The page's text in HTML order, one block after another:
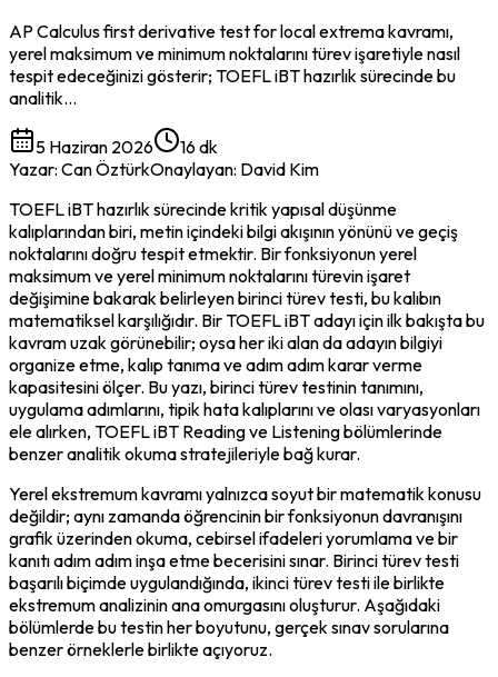
AP Calculus first derivative test for local extrema kavramı,
yerel maksimum ve minimum noktalarını türev işaretiyle nasıl
tespit edeceğinizi gösterir; TOEFL iBT hazırlık sürecinde bu
analitik…
5 Haziran 2026
16 dk
Yazar: Can ÖztürkOnaylayan: David Kim
TOEFL iBT hazırlık sürecinde kritik yapısal düşünme
kalıplarından biri, metin içindeki bilgi akışının yönünü ve geçiş
noktalarını doğru tespit etmektir. Bir fonksiyonun yerel
maksimum ve yerel minimum noktalarını türevin işaret
değişimine bakarak belirleyen birinci türev testi, bu kalıbın
matematiksel karşılığıdır. Bir TOEFL iBT adayı için ilk bakışta bu
kavram uzak görünebilir; oysa her iki alan da adayın bilgiyi
organize etme, kalıp tanıma ve adım adım karar verme
kapasitesini ölçer. Bu yazı, birinci türev testinin tanımını,
uygulama adımlarını, tipik hata kalıplarını ve olası varyasyonları
ele alırken, TOEFL iBT Reading ve Listening bölümlerinde
benzer analitik okuma stratejileriyle bağ kurar.
Yerel ekstremum kavramı yalnızca soyut bir matematik konusu
değildir; aynı zamanda öğrencinin bir fonksiyonun davranışını
grafik üzerinden okuma, cebirsel ifadeleri yorumlama ve bir
kanıtı adım adım inşa etme becerisini sınar. Birinci türev testi
başarılı biçimde uygulandığında, ikinci türev testi ile birlikte
ekstremum analizinin ana omurgasını oluşturur. Aşağıdaki
bölümlerde bu testin her boyutunu, gerçek sınav sorularına
benzer örneklerle birlikte açıyoruz.